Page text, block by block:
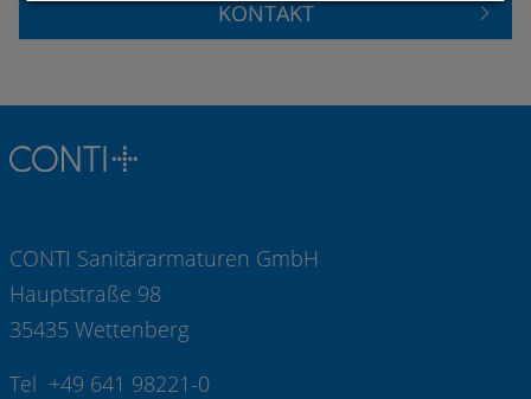
KONTAKT
CONTI Sanitärarmaturen GmbH
Hauptstraße 98
35435 Wettenberg
Tel +49 641 98221-0